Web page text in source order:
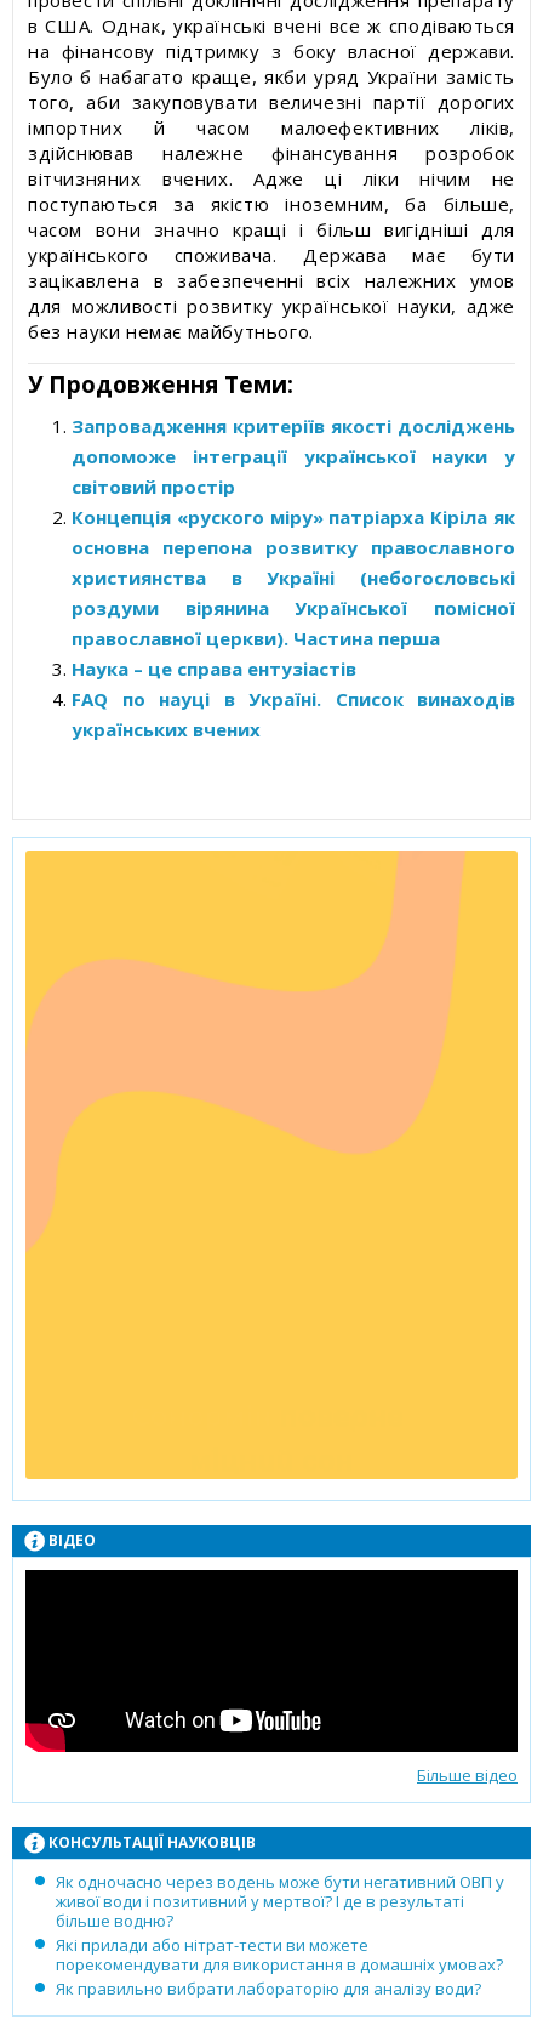
в США. Однак, українські вчені все ж сподіваються
на фінансову підтримку з боку власної держави.
Було б набагато краще, якби уряд України замість
того, аби закуповувати величезні партії дорогих
імпортних й часом малоефективних ліків,
здійснював належне фінансування розробок
вітчизняних вчених. Адже ці ліки нічим не
поступаються за якістю іноземним, ба більше,
часом вони значно кращі і більш вигідніші для
українського споживача. Держава має бути
зацікавлена в забезпеченні всіх належних умов
для можливості розвитку української науки, адже
без науки немає майбутнього.
У Продовження Теми:
Запровадження критеріїв якості досліджень
допоможе інтеграції української науки у
світовий простір
Концепція «руского міру» патріарха Кіріла як
основна перепона розвитку православного
християнства в Україні (небогословські
роздуми вірянина Української помісної
православної церкви). Частина перша
Наука – це справа ентузіастів
FAQ по науці в Україні. Список винаходів
українських вчених
ВІДЕО
Більше відео
КОНСУЛЬТАЦІЇ НАУКОВЦІВ
Як одночасно через водень може бути негативний ОВП у
живої води і позитивний у мертвої? І де в результаті
більше водню?
Які прилади або нітрат-тести ви можете
порекомендувати для використання в домашніх умовах?
Як правильно вибрати лабораторію для аналізу води?